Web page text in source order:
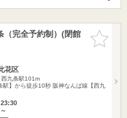
お気に入
りに追加
（完全予約制）(閉館
花区
西九条駅101m
駅】から徒歩10秒 阪神なんば線【西九